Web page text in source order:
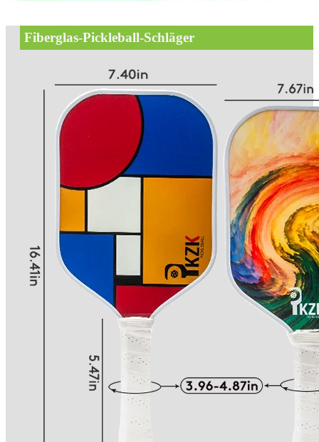
Fiberglas-Pickleball-Schläger